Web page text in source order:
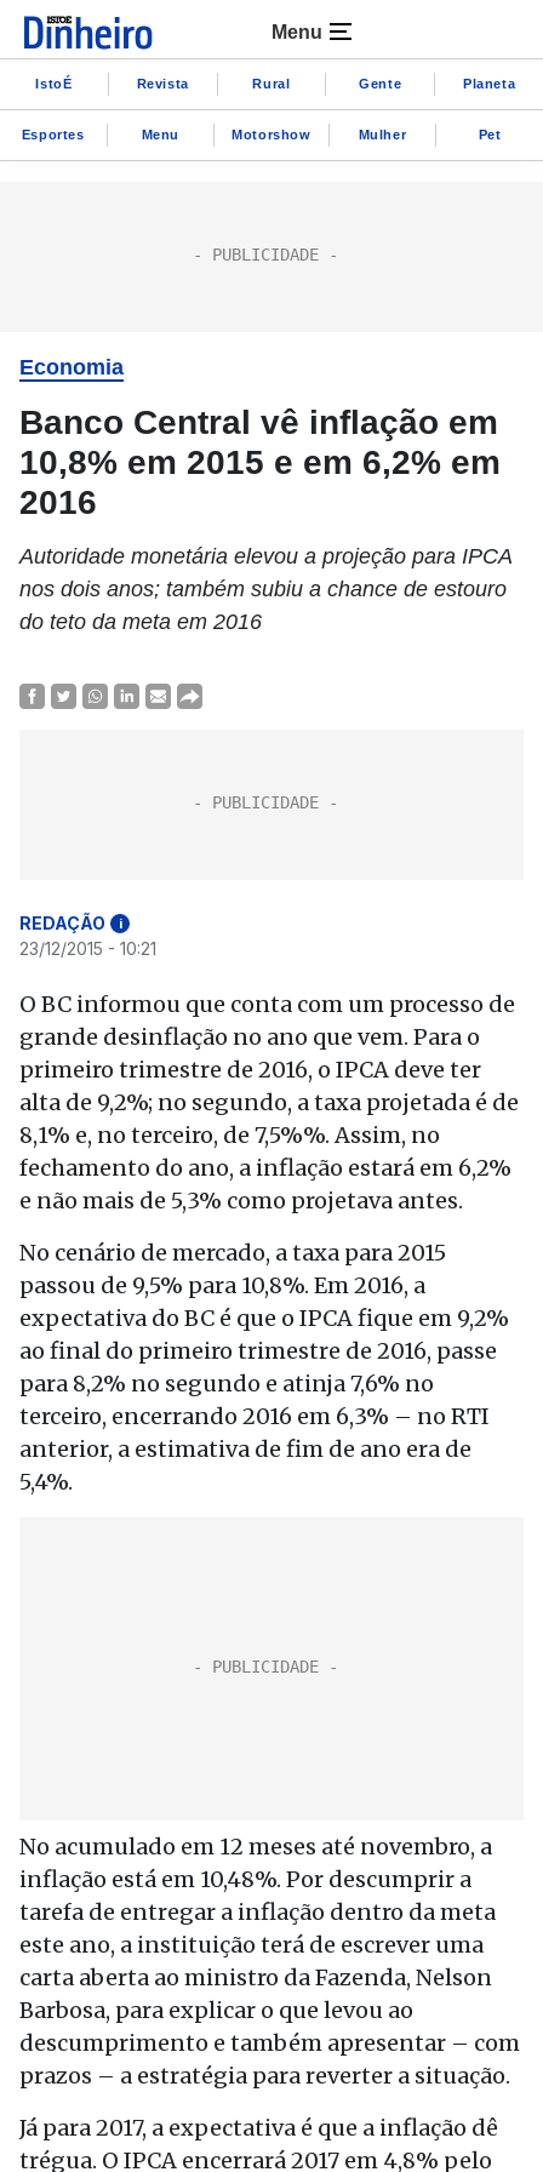
Menu
IstoÉ Revista Rural Gente Planeta
Esportes Menu Motorshow Mulher Pet
Economia
Banco Central vê inflação em
10,8% em 2015 e em 6,2% em
2016
Autoridade monetária elevou a projeção para IPCA
nos dois anos; também subiu a chance de estouro
do teto da meta em 2016
REDAÇÃO i
23/12/2015 - 10:21
O BC informou que conta com um processo de
grande desinflação no ano que vem. Para o
primeiro trimestre de 2016, o IPCA deve ter
alta de 9,2%; no segundo, a taxa projetada é de
8,1% e, no terceiro, de 7,5%%. Assim, no
fechamento do ano, a inflação estará em 6,2%
e não mais de 5,3% como projetava antes.
No cenário de mercado, a taxa para 2015
passou de 9,5% para 10,8%. Em 2016, a
expectativa do BC é que o IPCA fique em 9,2%
ao final do primeiro trimestre de 2016, passe
para 8,2% no segundo e atinja 7,6% no
terceiro, encerrando 2016 em 6,3% – no RTI
anterior, a estimativa de fim de ano era de
5,4%.
No acumulado em 12 meses até novembro, a
inflação está em 10,48%. Por descumprir a
tarefa de entregar a inflação dentro da meta
este ano, a instituição terá de escrever uma
carta aberta ao ministro da Fazenda, Nelson
Barbosa, para explicar o que levou ao
descumprimento e também apresentar – com
prazos – a estratégia para reverter a situação.
Já para 2017, a expectativa é que a inflação dê
trégua. O IPCA encerrará 2017 em 4,8% pelo